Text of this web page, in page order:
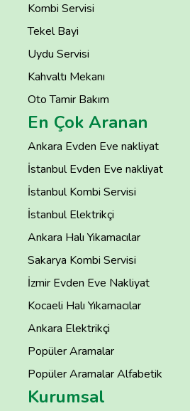
Kombi Servisi
Tekel Bayi
Uydu Servisi
Kahvaltı Mekanı
Oto Tamir Bakım
En Çok Aranan
Ankara Evden Eve nakliyat
İstanbul Evden Eve nakliyat
İstanbul Kombi Servisi
İstanbul Elektrikçi
Ankara Halı Yıkamacılar
Sakarya Kombi Servisi
İzmir Evden Eve Nakliyat
Kocaeli Halı Yıkamacılar
Ankara Elektrikçi
Popüler Aramalar
Popüler Aramalar Alfabetik
Kurumsal